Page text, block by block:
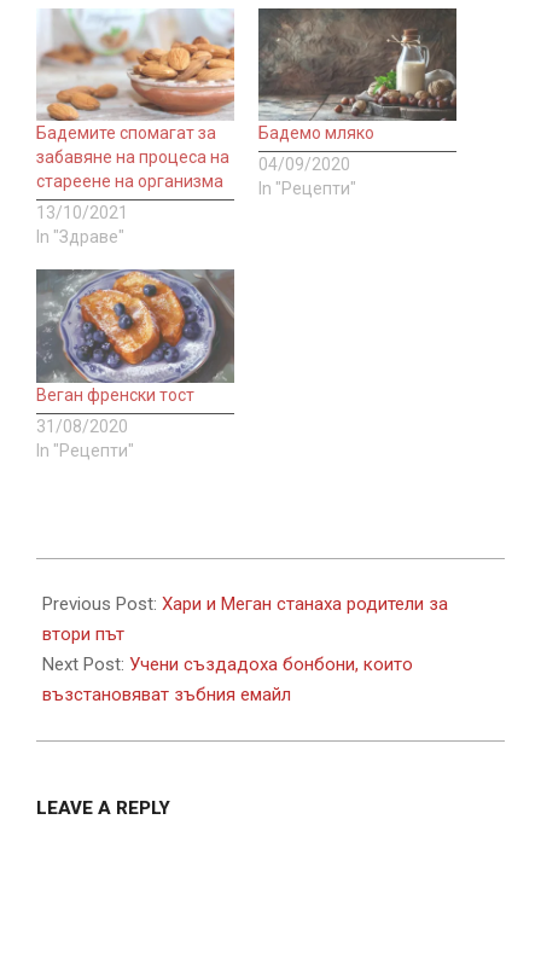
Бадемите спомагат за
забавяне на процеса на
стареене на организма
13/10/2021
In "Здраве"
Бадемо мляко
04/09/2020
In "Рецепти"
Веган френски тост
31/08/2020
In "Рецепти"
06-
07
Previous Post: Хари и Меган станаха родители за
втори път
Next Post: Учени създадоха бонбони, които
възстановяват зъбния емайл
LEAVE A REPLY